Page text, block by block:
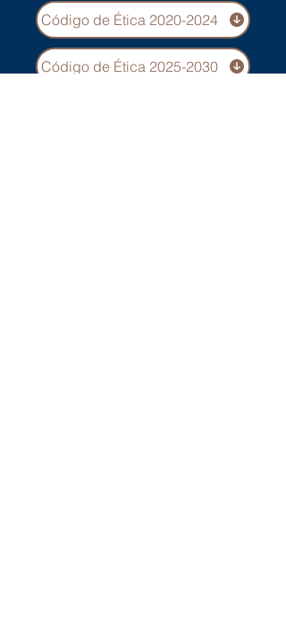
Código de Ética 2020-2024
Código de Ética 2025-2030